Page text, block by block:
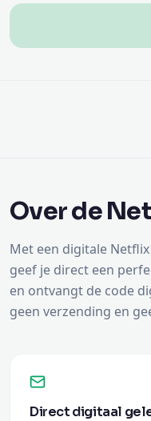
Over de
Met een digitale
geef je direct een
en ontvangt de code
geen verzending en
Direct digitaal